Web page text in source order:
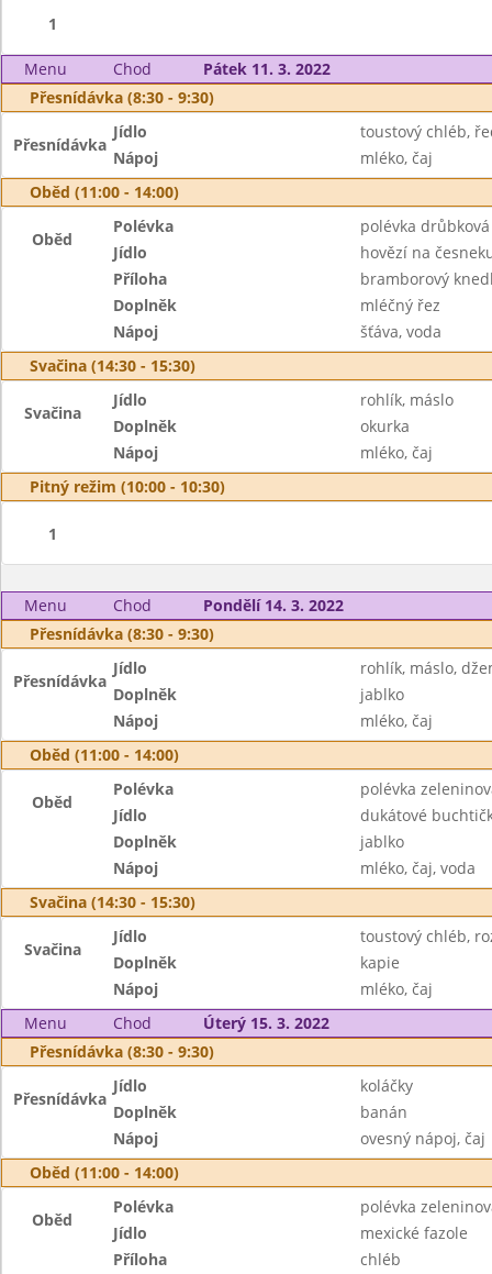
1
Menu Chod
Pátek 11. 3. 2022
Přesnídávka (8:30 - 9:30)
Přesnídávka
Jídlo
toustový chléb,
Nápoj
mléko, čaj
Oběd (11:00 - 14:00)
Oběd
Polévka
polévka
Jídlo
hovězí na
Příloha
bramborový
Doplněk
mléčný řez
Nápoj
šťáva, voda
Svačina (14:30 - 15:30)
Svačina
Jídlo
rohlík, máslo
Doplněk
okurka
Nápoj
mléko, čaj
Pitný režim (10:00 - 10:30)
1
Menu Chod
Pondělí 14. 3. 2022
Přesnídávka (8:30 - 9:30)
Přesnídávka
Jídlo
rohlík, máslo,
Doplněk
jablko
Nápoj
mléko, čaj
Oběd (11:00 - 14:00)
Oběd
Polévka
polévka
Jídlo
dukátové
Doplněk
jablko
Nápoj
mléko, čaj, voda
Svačina (14:30 - 15:30)
Svačina
Jídlo
toustový chléb,
Doplněk
kapie
Nápoj
mléko, čaj
Menu
Chod
Úterý 15. 3. 2022
Přesnídávka (8:30 - 9:30)
Přesnídávka
Jídlo
koláčky
Doplněk
banán
Nápoj
ovesný nápoj, čaj
Oběd (11:00 - 14:00)
Oběd
Polévka
polévka
Jídlo
mexické fazole
Příloha
chléb